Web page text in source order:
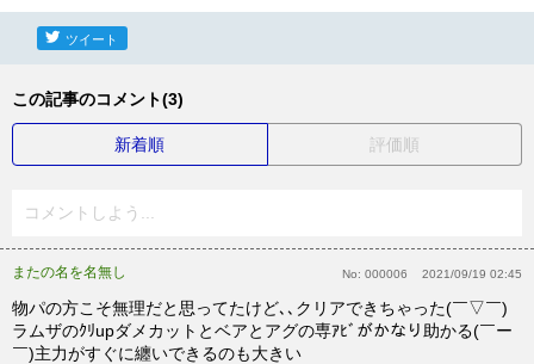
ツイート
この記事のコメント(3)
新着順 評価順
コメントしよう...
またの名を名無し No: 000006 2021/09/19 02:45
物パの方こそ無理だと思ってたけど､､クリアできちゃった(￣▽￣)
ラムザのｸﾘupダメカットとベアとアグの専ｱﾋﾞがかなり助かる(￣ー
￣)主力がすぐに纏いできるのも大きい